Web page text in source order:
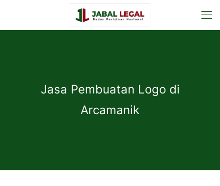
Jasa Pembuatan Logo di
Arcamanik